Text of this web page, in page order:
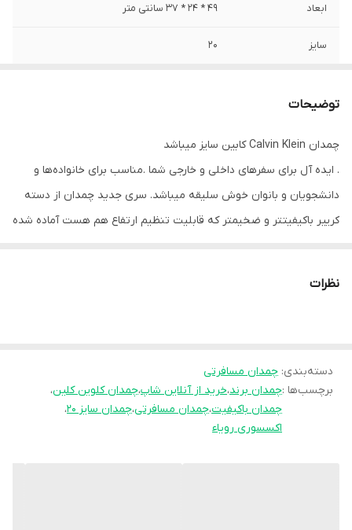
ابعاد 49 * 24 * 37 سانتی متر
سایز 20
توضیحات
چمدان Calvin Klein کابین سایز میباشد
. ایده آل برای سفرهای داخلی و خارجی شما .مناسب برای خانواده‌ها و
دانشجویان و بانوان خوش سلیقه میباشد. سری جدید چمدان از دسته
کرییر باکیفیتتر و ضخیمتر که قابلیت تنظیم ارتفاع هم هست آماده شده
میباشد.همچنین دارای دو دسته با فرم جدید است که در عکسها قابل
می‌توانید تعداد زیادی از وسایل مورد نیاز خود را همراه داشته باشید
سایز 20
قابل حمل در کابین
نظرات
دسته‌بندی: چمدان مسافرتی
برچسب‌ها :چمدان برند،خرید از آنلاین شاپ،چمدان کلوین کلین،
چمدان باکیفیت،چمدان مسافرتی،چمدان سایز 20
،
اکسسوری رویاء